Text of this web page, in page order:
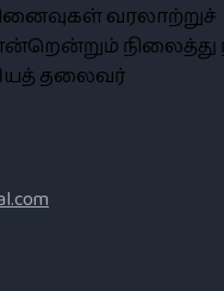
வரலாற்றுச்
நிலைத்து
தலைவர்